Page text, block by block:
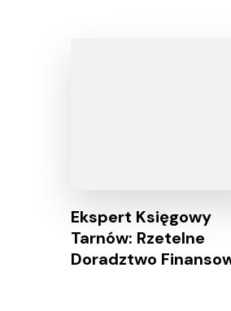
Ekspert Księgowy
Tarnów: Rzetelne
Doradztwo